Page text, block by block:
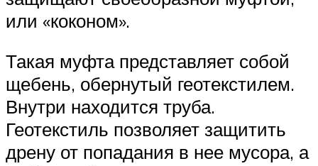
или «коконом».
Такая муфта представляет собой
щебень, обернутый геотекстилем.
Внутри находится труба.
Геотекстиль позволяет защитить
дрену от попадания в нее мусора, а